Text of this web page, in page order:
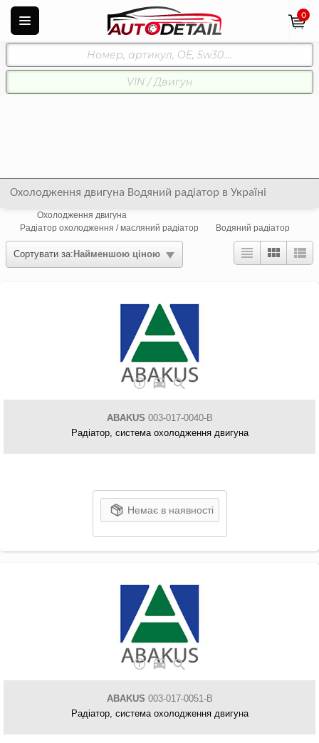
0
Охолодження двигуна Водяний радіатор в Україні
Охолодження двигуна
Радіатор охолодження / масляний радіатор
Водяний радіатор
Сортувати за: Найменшою ціною
ABAKUS 003-017-0040-B
Радіатор, система охолодження двигуна
Немає в наявності
ABAKUS 003-017-0051-B
Радіатор, система охолодження двигуна